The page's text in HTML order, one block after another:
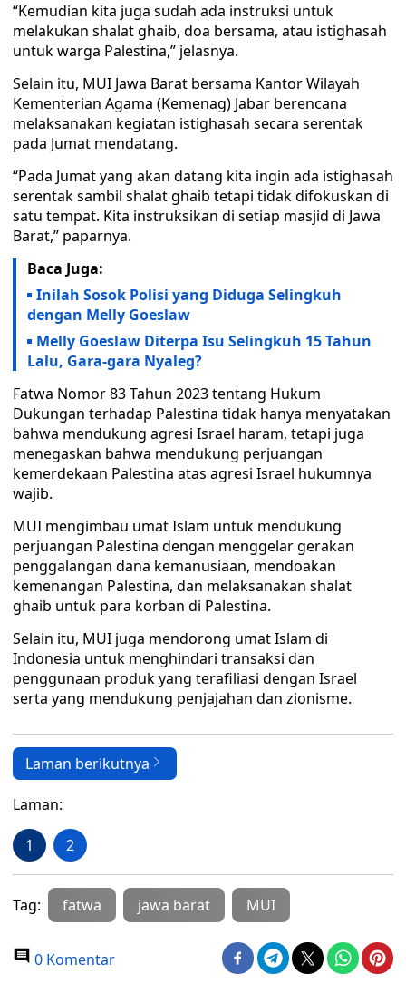
“Kemudian kita juga sudah ada instruksi untuk
melakukan shalat ghaib, doa bersama, atau istighasah
untuk warga Palestina,” jelasnya.
Selain itu, MUI Jawa Barat bersama Kantor Wilayah
Kementerian Agama (Kemenag) Jabar berencana
melaksanakan kegiatan istighasah secara serentak
pada Jumat mendatang.
“Pada Jumat yang akan datang kita ingin ada istighasah
serentak sambil shalat ghaib tetapi tidak difokuskan di
satu tempat. Kita instruksikan di setiap masjid di Jawa
Barat,” paparnya.
Baca Juga:
Inilah Sosok Polisi yang Diduga Selingkuh
dengan Melly Goeslaw
Melly Goeslaw Diterpa Isu Selingkuh 15 Tahun
Lalu, Gara-gara Nyaleg?
Fatwa Nomor 83 Tahun 2023 tentang Hukum
Dukungan terhadap Palestina tidak hanya menyatakan
bahwa mendukung agresi Israel haram, tetapi juga
menegaskan bahwa mendukung perjuangan
kemerdekaan Palestina atas agresi Israel hukumnya
wajib.
MUI mengimbau umat Islam untuk mendukung
perjuangan Palestina dengan menggelar gerakan
penggalangan dana kemanusiaan, mendoakan
kemenangan Palestina, dan melaksanakan shalat
ghaib untuk para korban di Palestina.
Selain itu, MUI juga mendorong umat Islam di
Indonesia untuk menghindari transaksi dan
penggunaan produk yang terafiliasi dengan Israel
serta yang mendukung penjajahan dan zionisme.
Laman berikutnya
Laman:
1 2
Tag: fatwa jawa barat MUI
0 Komentar